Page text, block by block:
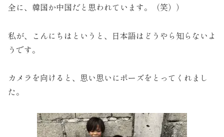
全に、韓国か中国だと思われています。（笑））
私が、こんにちはというと、日本語はどうやら知らないよ
うです。
カメラを向けると、思い思いにポーズをとってくれまし
た。